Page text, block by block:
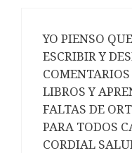
YO PIENSO
ESCRIBIR Y
LIBROS Y
FALTAS DE
PARA TODOS
CORDIAL